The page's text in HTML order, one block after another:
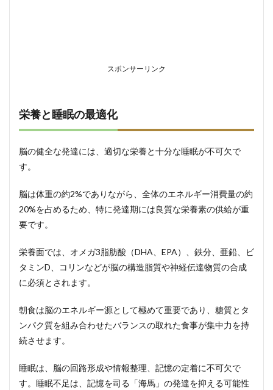
スポンサーリンク
栄養と睡眠の最適化
脳の健全な発達には、適切な栄養と十分な睡眠が不可欠で
す。
脳は体重の約2%でありながら、全体のエネルギー消費量の約
20%を占めるため、特に発達期には良質な栄養素の供給が重
要です。
栄養面では、オメガ3脂肪酸（DHA、EPA）、鉄分、亜鉛、ビ
タミンD、コリンなどが脳の構造脂質や神経伝達物質の合成
に必須とされます。
朝食は脳のエネルギー源として極めて重要であり、糖質とタ
ンパク質を組み合わせたバランスの取れた食事が集中力を持
続させます。
睡眠は、脳の回路形成や情報整理、記憶の定着に不可欠で
す。睡眠不足は、記憶を司る「海馬」の発達を抑える可能性